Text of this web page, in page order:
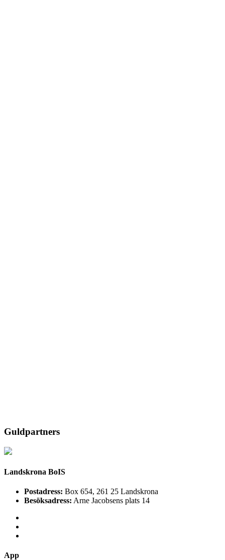
Guldpartners
Landskrona BoIS
Postadress: Box 654, 261 25 Landskrona
Besöksadress: Arne Jacobsens plats 14
App